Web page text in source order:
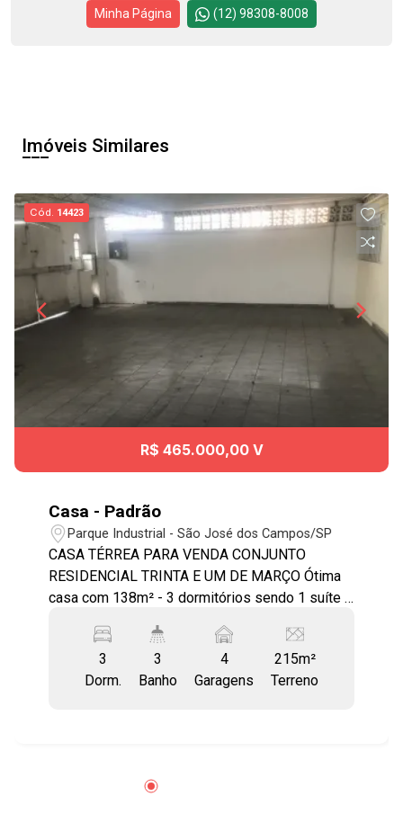
Minha Página (12) 98308-8008
Imóveis Similares
Cód. 14423
R$ 465.000,00 V
Casa - Padrão
Parque Industrial - São José dos Campos/SP
CASA TÉRREA PARA VENDA CONJUNTO
RESIDENCIAL TRINTA E UM DE MARÇO Ótima
casa com 138m² - 3 dormitórios sendo 1 suíte -
gabinete e armários embutidos - Cerâmica até o
teto - Banheiro social e suíte com box - Área de
serviço coberta - Fundos com área ampla toda
A Região Sul tem uma excelente localização e
3
Dorm.
3
Banho
4
Garagens
215m²
Terreno